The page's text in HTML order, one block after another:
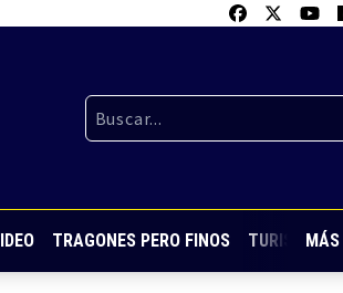
TRAGONES PERO FINOS TURISMOMÁS